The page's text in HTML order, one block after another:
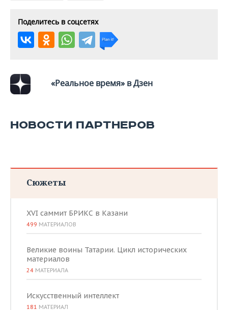
Поделитесь в соцсетях
«Реальное время» в Дзен
НОВОСТИ ПАРТНЕРОВ
Сюжеты
XVI саммит БРИКС в Казани
499 МАТЕРИАЛОВ
Великие воины Татарии. Цикл исторических
материалов
24 МАТЕРИАЛА
Искусственный интеллект
181 МАТЕРИАЛ